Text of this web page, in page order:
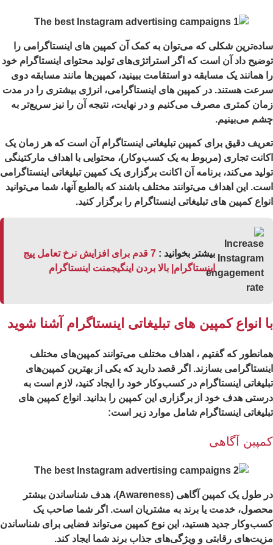
شکلی که می‌توان به کمک آن کمپین های اینستاگرامی را
داد آن است که اگر استراتژی‌های تولید محتوای اینستاگرام خود
همانند یک مسابقه دو استقامت ببینید، کمپین‌ها مانند مسابقه دوی
هستند. در کمپین های اینستاگرامی، انرژی بیشتری را در مدت
کمتری مصرف می‌کنیم و در نهایت، نتیجه آن را نیز سریع‌تر به
می‌بینیم.
دقیق برای کمپین تبلیغاتی اینستاگرام آن است که هر زمان یک
تجاری (مربوط به یک کسب‌وکار)، محتوایی با اهداف مارکتینگی
می‌کند، برنامه آن اکانت برگزاری یک کمپین تبلیغاتی اینستاگرامی
این اهداف می‌توانند مختلف باشند که بالطبع آنها، شما می‌توانید
کمپین های تبلیغاتی اینستاگرام را برگزار کنید.
بیشتر بخوانید :
7 قدم برای افزایش نرخ تعامل پیج
اینستاگرام| بالا بردن اینگیجمنت اینستاگرام
انواع کمپین های تبلیغاتی اینستاگرام آشنا شوید
که گفتیم ، اهداف مختلف می‌توانند کمپین‌های مختلف
بسازند. اگر قصد دارید که یکی از بهترین کمپین‌های
اینستاگرام در کسب‌وکار خود را ایجاد کنید، لازم است به
هدف خود از برگزاری این کمپین را بدانید. انواع کمپین های
اینستاگرام شامل موارد زیر است:
آگاهی
در طول یک کمپین آگاهی (Awareness)، هدف شناساندن بیشتر
خدمت یا برند به مشتریان است. اگر شما صاحب یک
جدید هستید، این نوع کمپین می‌تواند فضایی برای شناساندن
رقابتی و ویژگی‌های جذاب برند شما ایجاد کند.